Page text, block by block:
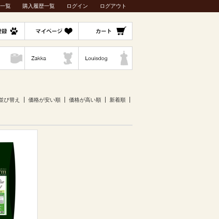
ログアウト
ログイン
購入履歴一覧
覧
び替え 価格が安い順 価格が高い順 新着順